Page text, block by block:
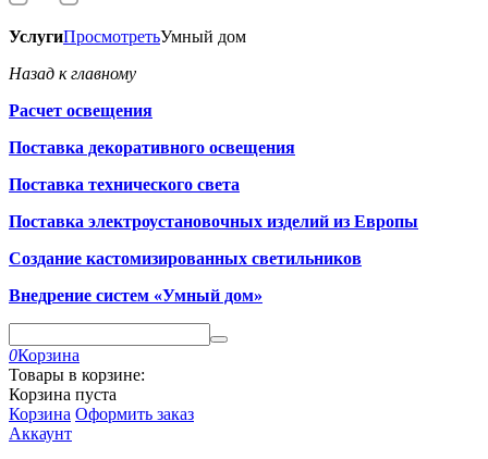
УслугиПросмотретьУмный дом
Назад к главному
Расчет освещения
Поставка декоративного освещения
Поставка технического света
Поставка электроустановочных изделий из Европы
Создание кастомизированных светильников
Внедрение систем «Умный дом»
0Корзина
Товары в корзине:
Корзина пуста
Корзина Оформить заказ
Аккаунт